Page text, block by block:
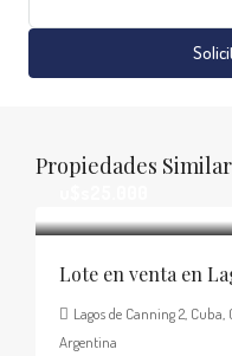
Propiedades
Lote en venta en
Lagos de Canning 2,
Argentina